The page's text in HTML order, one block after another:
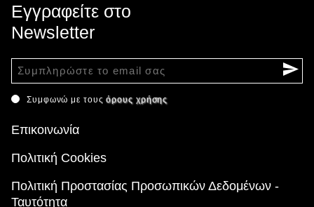
Εγγραφείτε στο
Newsletter
Συμφωνώ με τουςόρους χρήσης
Επικοινωνία
Πολιτική Cookies
Πολιτική Προστασίας Προσωπικών Δεδομένων -
Ταυτότητα